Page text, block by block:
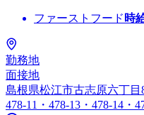
ファーストフード 時
勤務地
面接地
島根県松江市古志原六丁目
478-11・478-13・478-14・